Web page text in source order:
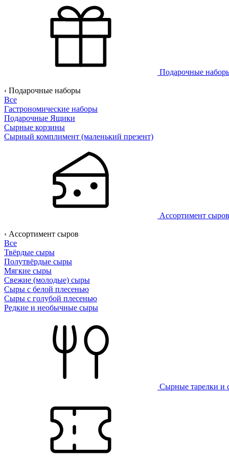
Подарочные
‹ Подарочные наборы
Все
Гастрономические наборы
Подарочные Ящики
Сырные корзины
Сырный комплимент (маленький презент)
Ассортимент
‹ Ассортимент сыров
Все
Твёрдые сыры
Полутвёрдые сыры
Мягкие сыры
Свежие (молодые) сыры
Сыры с белой плесенью
Сыры с голубой плесенью
Редкие и необычные сыры
Сырные тарелки и